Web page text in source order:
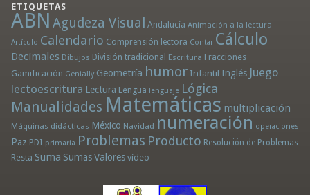
ETIQUETAS
ABN Agudeza Visual Andalucía Animación a la lectura
Artículo Calendario Comprensión lectora Contar Cálculo
Decimales Dibujos División tradicional Escritura Fracciones
Gamificación Genially Geometría humor Infantil Inglés Juego
lectoescritura Lectura Lengua lenguaje Lógica
Manualidades Matemáticas multiplicación
Máquinas didácticas México Navidad numeración operaciones
Paz PDI primaria Problemas Producto Resolución de Problemas
Resta Suma Sumas Valores vídeo